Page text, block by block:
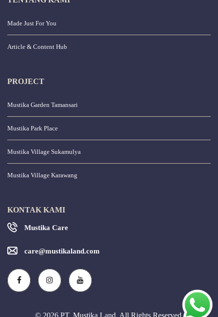
Made Just For You
Article & Content Hub
PROJECT
Mustika Garden Tamansari
Mustika Park Place
Mustika Village Sukamulya
Mustika Village Karawang
KONTAK KAMI
Mustika Care
care@mustikaland.com
© 2026 PT. Mustika Land. All Rights Reserved.